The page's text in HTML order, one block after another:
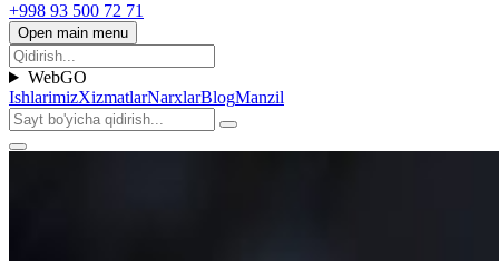
+998 93 500 72 71
Open main menu
WebGO
IshlarimizXizmatlarNarxlarBlogManzil